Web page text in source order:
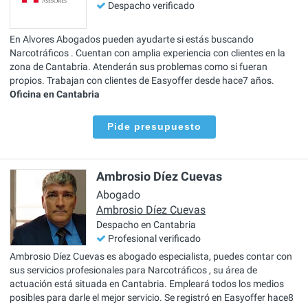
Despacho verificado
En Alvores Abogados pueden ayudarte si estás buscando
Narcotráficos . Cuentan con amplia experiencia con clientes en la
zona de Cantabria. Atenderán sus problemas como si fueran
propios. Trabajan con clientes de Easyoffer desde hace7 años.
Oficina en Cantabria
Pide presupuesto
Ambrosio Díez Cuevas
Abogado
Ambrosio Díez Cuevas
Despacho en Cantabria
Profesional verificado
Ambrosio Díez Cuevas es abogado especialista, puedes contar con
sus servicios profesionales para Narcotráficos , su área de
actuación está situada en Cantabria. Empleará todos los medios
posibles para darle el mejor servicio. Se registró en Easyoffer hace8